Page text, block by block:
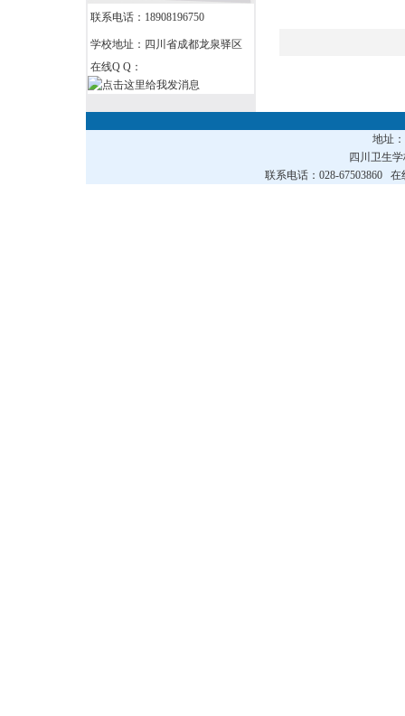
联系电话：18908196750
学校地址：四川省成都龙泉驿区
在线Q Q：
地址
四川卫生
联系电话：028-67503860